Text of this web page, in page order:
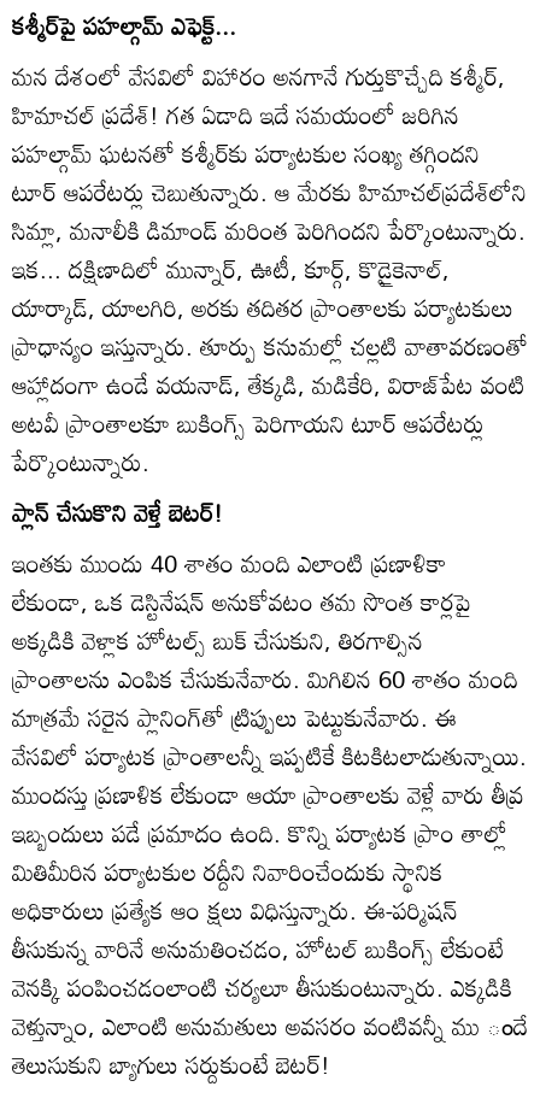
కశ్మీర్‌పై పహల్గామ్‌ ఎఫెక్ట్‌...
మన దేశంలో వేసవిలో విహారం అనగానే గుర్తుకొచ్చేది కశ్మీర్‌,
హిమాచల్‌ ప్రదేశ్‌! గత ఏడాది ఇదే సమయంలో జరిగిన
పహల్గామ్‌ ఘటనతో కశ్మీర్‌కు పర్యాటకుల సంఖ్య తగ్గిందని
టూర్‌ ఆపరేటర్లు చెబుతున్నారు. ఆ మేరకు హిమాచల్‌ప్రదేశ్‌లోని
సిమ్లా, మనాలీకి డిమాండ్‌ మరింత పెరిగిందని పేర్కొంటున్నారు.
ఇక... దక్షిణాదిలో మున్నార్‌, ఊటీ, కూర్గ్‌, కొడైౖకెనాల్‌,
యార్కాడ్‌, యాలగిరి, అరకు తదితర ప్రాంతాలకు పర్యాటకులు
ప్రాధాన్యం ఇస్తున్నారు. తూర్పు కనుమల్లో చల్లటి వాతావరణంతో
ఆహ్లాదంగా ఉండే వయనాడ్‌, తేక్కడి, మడికేరి, విరాజ్‌పేట వంటి
అటవీ ప్రాంతాలకూ బుకింగ్స్‌ పెరిగాయని టూర్‌ ఆపరేటర్లు
పేర్కొంటున్నారు.
ప్లాన్‌ చేసుకొని వెళ్తే బెటర్‌!
ఇంతకు ముందు 40 శాతం మంది ఎలాంటి ప్రణాళికా
లేకుండా, ఒక డెస్టినేషన్‌ అనుకోవటం తమ సొంత కార్లపై
అక్కడికి వెళ్లాక హోటల్స్‌ బుక్‌ చేసుకుని, తిరగాల్సిన
ప్రాంతాలను ఎంపిక చేసుకునేవారు. మిగిలిన 60 శాతం మంది
మాత్రమే సరైన ప్లానింగ్‌తో ట్రిప్పులు పెట్టుకునేవారు. ఈ
వేసవిలో పర్యాటక ప్రాంతాలన్నీ ఇప్పటికే కిటకిటలాడుతున్నాయి.
ముందస్తు ప్రణాళిక లేకుండా ఆయా ప్రాంతాలకు వెళ్లే వారు తీవ్ర
ఇబ్బందులు పడే ప్రమాదం ఉంది. కొన్ని పర్యాటక ప్రాం తాల్లో
మితిమీరిన పర్యాటకుల రద్దీని నివారించేందుకు స్థానిక
అధికారులు ప్రత్యేక ఆం క్షలు విధిస్తున్నారు. ఈ-పర్మిషన్‌
తీసుకున్న వారినే అనుమతించడం, హోటల్‌ బుకింగ్స్‌ లేకుంటే
వెనక్కి పంపించడంలాంటి చర్యలూ తీసుకుంటున్నారు. ఎక్కడికి
వెళ్తున్నాం, ఎలాంటి అనుమతులు అవసరం వంటివన్నీ ము ందే
తెలుసుకుని బ్యాగులు సర్దుకుంటే బెటర్‌!